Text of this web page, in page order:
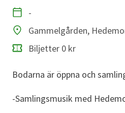
Datum
-
Plats
Gammelgården,
Biljetter 0 kr
Bodarna är öppna och
-Samlingsmusik med